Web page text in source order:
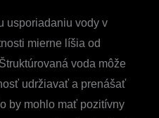
usporiadaniu vody v
mierne líšia od
voda môže
udržiavať a prenášať
by mohlo mať pozitívny